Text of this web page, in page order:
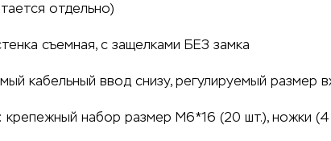
отдельно)
съемная, с защелками БЕЗ замка
кабельный ввод снизу, регулируемый размер
крепежный набор размер M6*16 (20 шт.), ножки (4